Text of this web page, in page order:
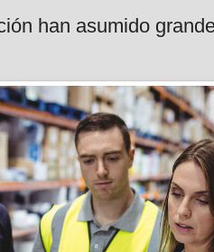
han asumido